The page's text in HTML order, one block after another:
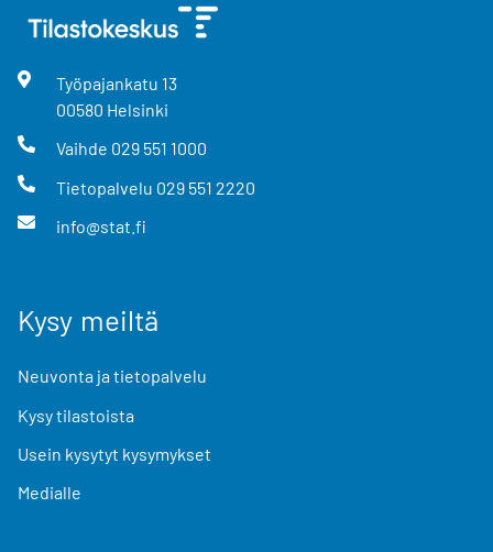
Työpajankatu 13
00580 Helsinki
Vaihde 029 551 1000
Tietopalvelu 029 551 2220
info@stat.fi
Kysy meiltä
Neuvonta ja tietopalvelu
Kysy tilastoista
Usein kysytyt kysymykset
Medialle